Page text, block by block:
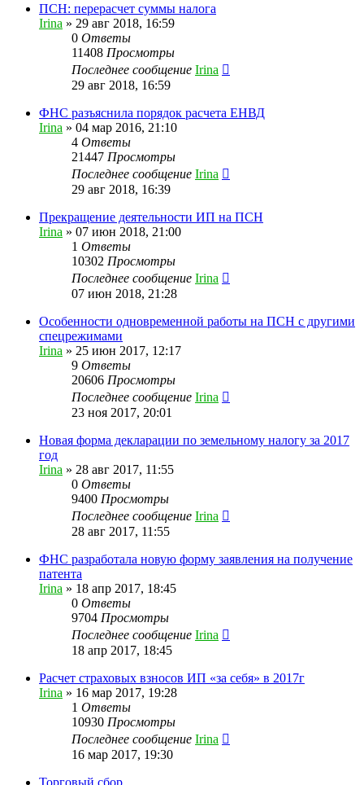
ПСН: перерасчет суммы налога
Irina » 29 авг 2018, 16:59
0 Ответы
11408 Просмотры
Последнее сообщение Irina
29 авг 2018, 16:59
ФНС разъяснила порядок расчета ЕНВД
Irina » 04 мар 2016, 21:10
4 Ответы
21447 Просмотры
Последнее сообщение Irina
29 авг 2018, 16:39
Прекращение деятельности ИП на ПСН
Irina » 07 июн 2018, 21:00
1 Ответы
10302 Просмотры
Последнее сообщение Irina
07 июн 2018, 21:28
Особенности одновременной работы на ПСН с другими
спецрежимами
Irina » 25 июн 2017, 12:17
9 Ответы
20606 Просмотры
Последнее сообщение Irina
23 ноя 2017, 20:01
Новая форма декларации по земельному налогу за 2017
год
Irina » 28 авг 2017, 11:55
0 Ответы
9400 Просмотры
Последнее сообщение Irina
28 авг 2017, 11:55
ФНС разработала новую форму заявления на получение
патента
Irina » 18 апр 2017, 18:45
0 Ответы
9704 Просмотры
Последнее сообщение Irina
18 апр 2017, 18:45
Расчет страховых взносов ИП «за себя» в 2017г
Irina » 16 мар 2017, 19:28
1 Ответы
10930 Просмотры
Последнее сообщение Irina
16 мар 2017, 19:30
Торговый сбор